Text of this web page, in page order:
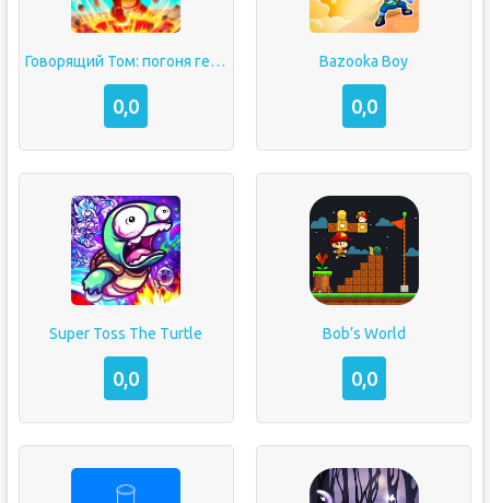
Говорящий Том: погоня героев
0,0
Bazooka Boy
0,0
Super Toss The Turtle
0,0
Bob’s World
0,0